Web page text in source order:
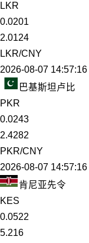
LKR
0.0201
2.0124
LKR/CNY
2026-08-07 14:57:16
巴基斯坦卢比
PKR
0.0243
2.4282
PKR/CNY
2026-08-07 14:57:16
肯尼亚先令
KES
0.0522
5.216